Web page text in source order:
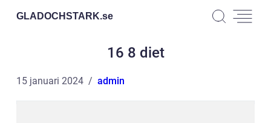
GLADOCHSTARK.se
16 8 diet
15 januari 2024 admin